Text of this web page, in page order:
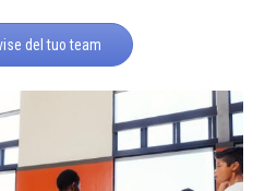
del tuo team